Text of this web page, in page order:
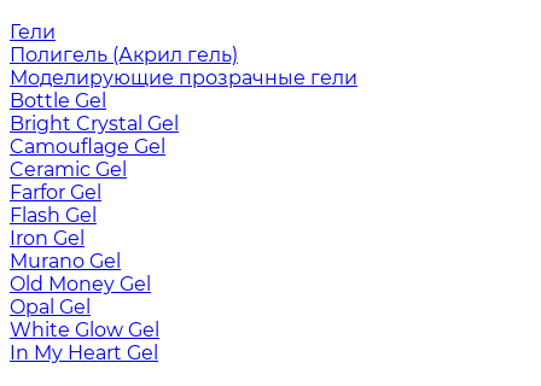
Гели
Полигель (Акрил гель)
Моделирующие прозрачные гели
Bottle Gel
Bright Crystal Gel
Camouflage Gel
Ceramic Gel
Farfor Gel
Flash Gel
Iron Gel
Murano Gel
Old Money Gel
Opal Gel
White Glow Gel
In My Heart Gel